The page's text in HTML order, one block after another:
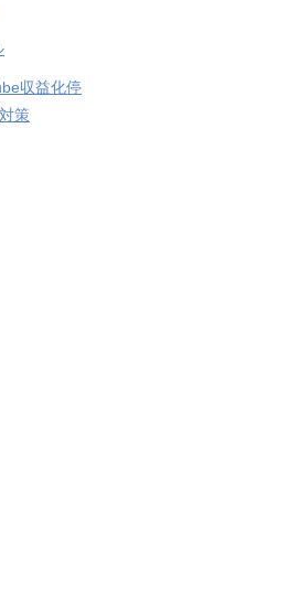
収益化停
策